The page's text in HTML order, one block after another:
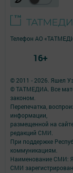
© 2011 - 2026. Яшел
© ТАТМЕДИА. Все
законом.
Перепечатка,
информации,
размещенной на
редакций СМИ.
При поддержке
коммуникациям.
Наименование СМИ:
СМИ
Телефон АО
16+